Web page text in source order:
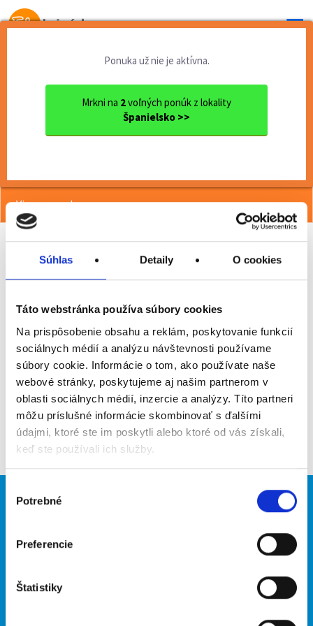
Súhlas Detaily O cookies
Táto webstránka používa súbory cookies
Na prispôsobenie obsahu a reklám, poskytovanie funkcií
sociálnych médií a analýzu návštevnosti používame
súbory cookie. Informácie o tom, ako používate naše
webové stránky, poskytujeme aj našim partnerom v
oblasti sociálnych médií, inzercie a analýzy. Títo partneri
môžu príslušné informácie skombinovať s ďalšími
údajmi, ktoré ste im poskytli alebo ktoré od vás získali,
keď ste používali ich služby.
súhlasu
Potrebné
Preferencie
Štatistiky
Ponuka už nie je aktívna.
Mrkni na 2voľných ponúk z lokality
Španielsko >>
Brigády zahraničie
FOTOGRAF V HOTELU - KANÁRSK...
FOTOGRAF V HOTELU - KANÁRSKÉ
Viac o ponuke >>
Poslať na email
Upozorniť na inzerát
Pridať do obľúbených
Späť
Brigádnici
Hľadané brigády
O portáli Naše ďalšie projekty